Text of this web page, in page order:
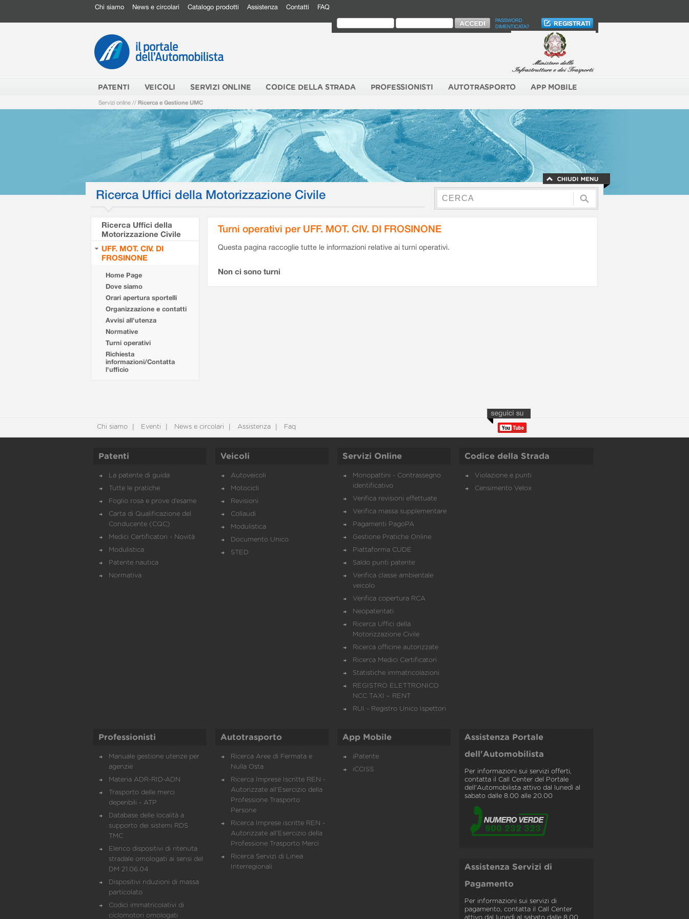
Chi siamo News e circolari Catalogo prodotti Assistenza Contatti FAQ
PASSWORD
DIMENTICATA?
PATENTI VEICOLI SERVIZI ONLINE CODICE DELLA STRADA PROFESSIONISTI AUTOTRASPORTO APP MOBILE
Servizi online // Ricerca e Gestione UMC
Ricerca Uffici della Motorizzazione Civile
Ricerca Uffici della
Motorizzazione Civile
UFF. MOT. CIV. DI
FROSINONE
Home Page
Dove siamo
Orari apertura sportelli
Organizzazione e contatti
Avvisi all'utenza
Normative
Turni operativi
Richiesta
informazioni/Contatta
l'ufficio
Turni operativi per UFF. MOT. CIV. DI FROSINONE
Questa pagina raccoglie tutte le informazioni relative ai turni operativi.
Non ci sono turni
Chi siamo Eventi News e circolari Assistenza Faq
Patenti
La patente di guida
Tutte le pratiche
Foglio rosa e prove d’esame
Carta di Qualificazione del
Conducente (CQC)
Medici Certificatori - Novità
Modulistica
Patente nautica
Normativa
Veicoli
Autoveicoli
Motocicli
Revisioni
Collaudi
Modulistica
Documento Unico
STED
Servizi Online
Monopattini - Contrassegno
identificativo
Verifica revisioni effettuate
Verifica massa supplementare
Pagamenti PagoPA
Gestione Pratiche Online
Piattaforma CUDE
Saldo punti patente
Verifica classe ambientale
veicolo
Verifica copertura RCA
Neopatentati
Ricerca Uffici della
Motorizzazione Civile
Ricerca officine autorizzate
Ricerca Medici Certificatori
Statistiche immatricolazioni
REGISTRO ELETTRONICO
NCC TAXI – RENT
RUI - Registro Unico Ispettori
Codice della Strada
Violazione e punti
Censimento Velox
Professionisti
Manuale gestione utenze per
agenzie
Materia ADR-RID-ADN
Trasporto delle merci
deperibili - ATP
Database delle località a
supporto dei sistemi RDS
TMC
Elenco dispositivi di ritenuta
stradale omologati ai sensi del
DM 21.06.04
Dispositivi riduzioni di massa
particolato
Codici immatricolativi di
ciclomotori omologati
Autotrasporto
Ricerca Aree di Fermata e
Nulla Osta
Ricerca Imprese Iscritte REN -
Autorizzate all'Esercizio della
Professione Trasporto
Persone
Ricerca Imprese iscritte REN -
Autorizzate all'Esercizio della
Professione Trasporto Merci
Ricerca Servizi di Linea
Interregionali
App Mobile
iPatente
iCCISS
Assistenza Portale
dell'Automobilista
Per informazioni sui servizi offerti,
contatta il Call Center del Portale
dell'Automobilista attivo dal lunedì al
sabato dalle 8.00 alle 20.00
Assistenza Servizi di
Pagamento
Per informazioni sui servizi di
pagamento, contatta il Call Center